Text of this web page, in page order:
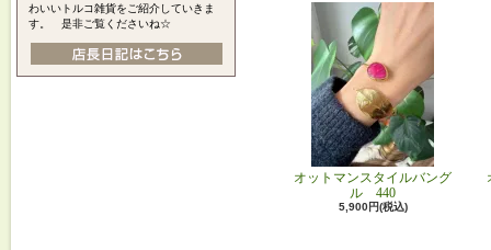
わいいトルコ雑貨をご紹介していきま
す。 是非ご覧くださいね☆
オットマンスタイルバング
ル 440
5,900円(税込)